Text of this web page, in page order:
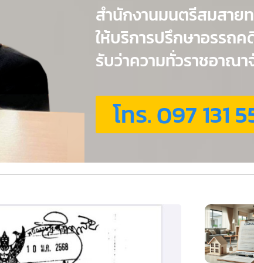
สำนักงานมนตรีสมสาย
ให้บริการปรึกษาอรรถค
รับว่าความทั่วราชอาณา
โทร. 097 131